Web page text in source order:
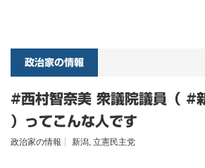
政治家の情報
#西村智奈美 衆議院議員（ #
）ってこんな人です
政治家の情報 新潟, 立憲民主党